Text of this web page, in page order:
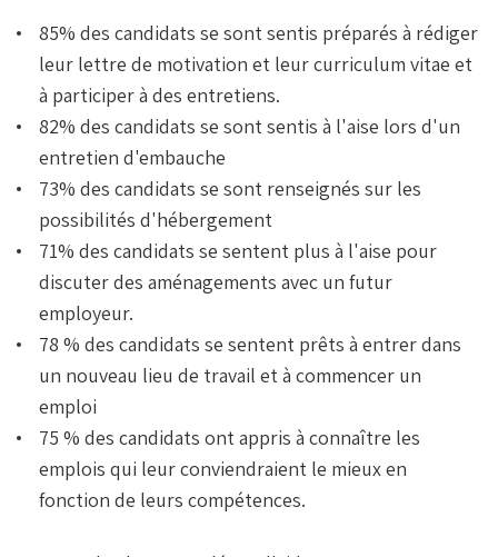
85% des candidats se sont sentis préparés à rédiger
leur lettre de motivation et leur curriculum vitae et
à participer à des entretiens.
82% des candidats se sont sentis à l'aise lors d'un
entretien d'embauche
73% des candidats se sont renseignés sur les
possibilités d'hébergement
71% des candidats se sentent plus à l'aise pour
discuter des aménagements avec un futur
employeur.
78 % des candidats se sentent prêts à entrer dans
un nouveau lieu de travail et à commencer un
emploi
75 % des candidats ont appris à connaître les
emplois qui leur conviendraient le mieux en
fonction de leurs compétences.